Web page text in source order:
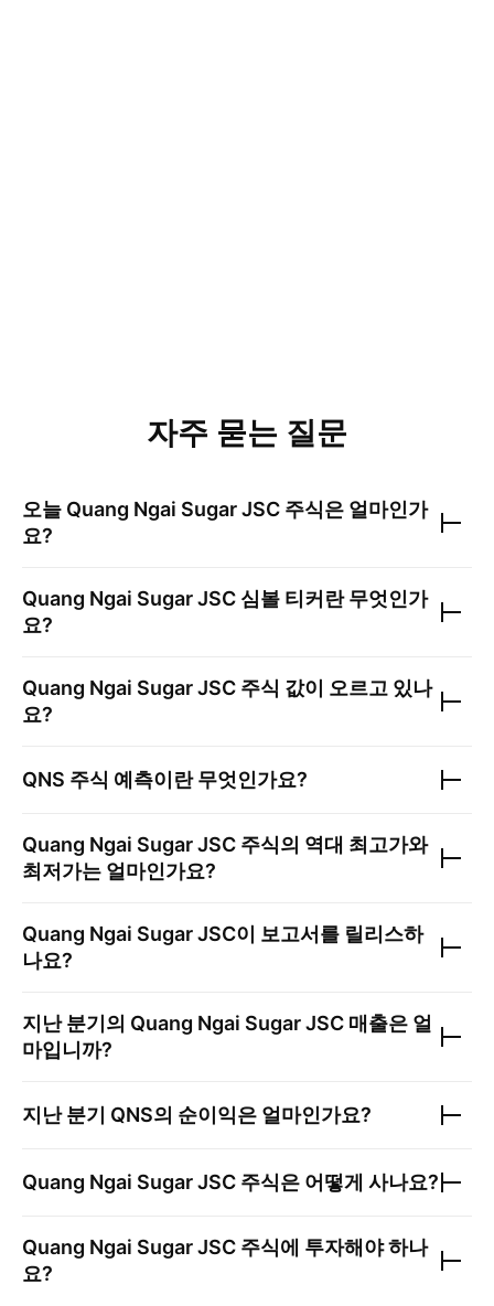
자주 묻는 질문
오늘 Quang Ngai Sugar JSC 주식은 얼마인가
요?
Quang Ngai Sugar JSC 심볼 티커란 무엇인가
요?
Quang Ngai Sugar JSC 주식 값이 오르고 있나
요?
QNS 주식 예측이란 무엇인가요?
Quang Ngai Sugar JSC 주식의 역대 최고가와
최저가는 얼마인가요?
Quang Ngai Sugar JSC이 보고서를 릴리스하
나요?
지난 분기의 Quang Ngai Sugar JSC 매출은 얼
마입니까?
지난 분기 QNS의 순이익은 얼마인가요?
Quang Ngai Sugar JSC 주식은 어떻게 사나요?
Quang Ngai Sugar JSC 주식에 투자해야 하나
요?